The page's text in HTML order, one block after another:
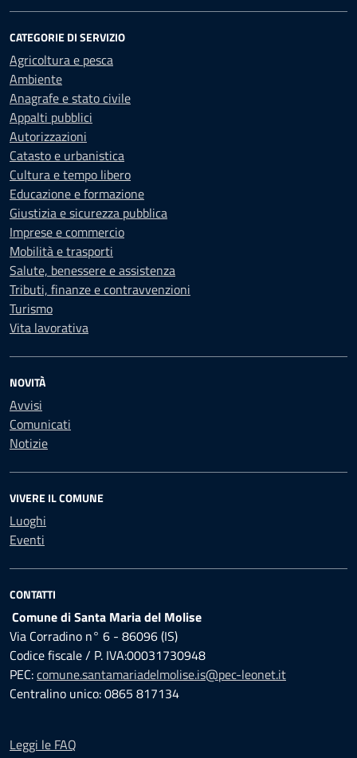
CATEGORIE DI SERVIZIO
Agricoltura e pesca
Ambiente
Anagrafe e stato civile
Appalti pubblici
Autorizzazioni
Catasto e urbanistica
Cultura e tempo libero
Educazione e formazione
Giustizia e sicurezza pubblica
Imprese e commercio
Mobilità e trasporti
Salute, benessere e assistenza
Tributi, finanze e contravvenzioni
Turismo
Vita lavorativa
NOVITÀ
Avvisi
Comunicati
Notizie
VIVERE IL COMUNE
Luoghi
Eventi
CONTATTI
Comune di Santa Maria del Molise
Via Corradino n° 6 - 86096 (IS)
Codice fiscale / P. IVA:00031730948
PEC:comune.santamariadelmolise.is@pec-leonet.it
Centralino unico: 0865 817134
Leggi le FAQ